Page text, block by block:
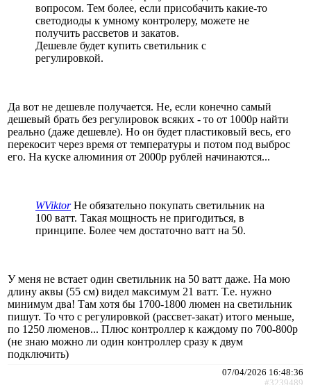
вопросом. Тем более, если присобачить какие-то
светодиоды к умному контролеру, можете не
получить рассветов и закатов.
Дешевле будет купить светильник с
регулировкой.
Да вот не дешевле получается. Не, если конечно самый
дешевый брать без регулировок всяких - то от 1000р найти
реально (даже дешевле). Но он будет пластиковый весь, его
перекосит через время от температуры и потом под выброс
его. На куске алюминия от 2000р рублей начинаются...
WViktor Не обязательно покупать светильник на
100 ватт. Такая мощность не пригодиться, в
принципе. Более чем достаточно ватт на 50.
У меня не встает один светильник на 50 ватт даже. На мою
длину аквы (55 см) видел максимум 21 ватт. Т.е. нужно
минимум два! Там хотя бы 1700-1800 люмен на светильник
пишут. То что с регулировкой (рассвет-закат) итого меньше,
по 1250 люменов... Плюс контроллер к каждому по 700-800р
(не знаю можно ли один контроллер сразу к двум
подключить)
07/04/2026 16:48:36
#3239489